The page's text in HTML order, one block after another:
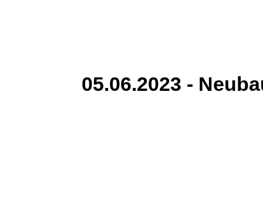
05.06.2023 -